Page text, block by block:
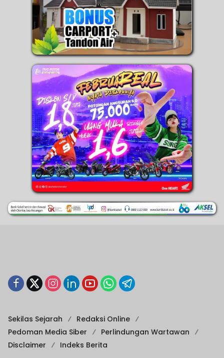
Sekilas Sejarah
Redaksi Online
Pedoman Media Siber
Perlindungan Wartawan
Disclaimer
Indeks Berita